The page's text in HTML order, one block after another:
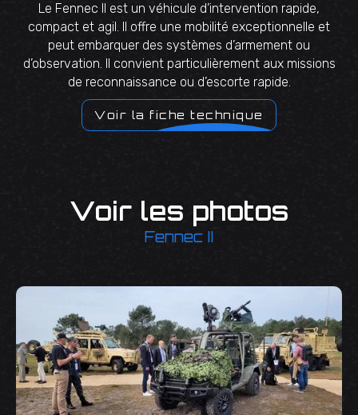
Le Fennec II est un véhicule d’intervention rapide,
compact et agil. Il offre une mobilité exceptionnelle et
peut embarquer des systèmes d’armement ou
d’observation. Il convient particulièrement aux missions
de reconnaissance ou d’escorte rapide.
Voir la fiche technique
Voir les photos
Fennec II